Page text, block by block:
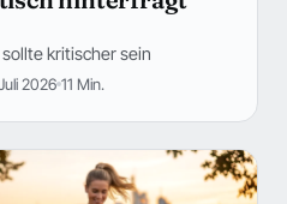
kritischer sein
2026 11 Min.